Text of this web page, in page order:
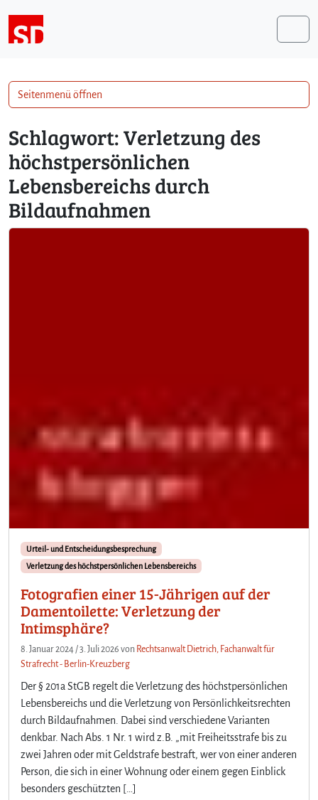
Schlagwort:Verletzung des
höchstpersönlichen
Lebensbereichs durch
Bildaufnahmen
Urteil- und Entscheidungsbesprechung
Verletzung des höchstpersönlichen Lebensbereichs
Fotografien einer 15-Jährigen auf der
Damentoilette: Verletzung der
Intimsphäre?
8. Januar 2024 /3. Juli 2026 von Rechtsanwalt Dietrich, Fachanwalt für
Strafrecht - Berlin-Kreuzberg
Der § 201a StGB regelt die Verletzung des höchstpersönlichen
Lebensbereichs und die Verletzung von Persönlichkeitsrechten
durch Bildaufnahmen. Dabei sind verschiedene Varianten
denkbar. Nach Abs. 1 Nr. 1 wird z.B. „mit Freiheitsstrafe bis zu
zwei Jahren oder mit Geldstrafe bestraft, wer von einer anderen
Person, die sich in einer Wohnung oder einem gegen Einblick
besonders geschützten […]
Seitenmenü öffnen